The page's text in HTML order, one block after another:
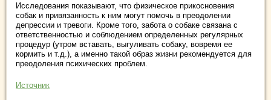
Исследования показывают, что физическое прикосновения
собак и привязанность к ним могут помочь в преодолении
депрессии и тревоги. Кроме того, забота о собаке связана с
ответственностью и соблюдением определенных регулярных
процедур (утром вставать, выгуливать собаку, вовремя ее
кормить и т.д.), а именно такой образ жизни рекомендуется для
преодоления психических проблем.
Источник